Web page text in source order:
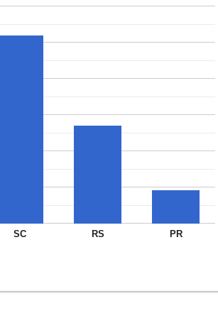
SC RS PR